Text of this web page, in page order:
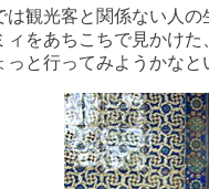
は観光客と関係ない人
ィをあちこちで見かけ
っと行ってみようかなと